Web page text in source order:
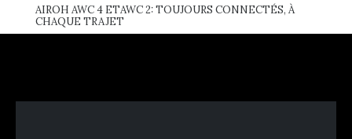
AIROH AWC 4 ETAWC 2: TOUJOURS CONNECTÉS, À
CHAQUE TRAJET